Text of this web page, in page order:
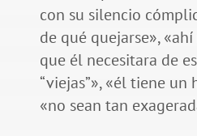
con su silencio
de qué quejarse»,
que él necesitara de
“viejas”», «él tiene un
«no sean tan